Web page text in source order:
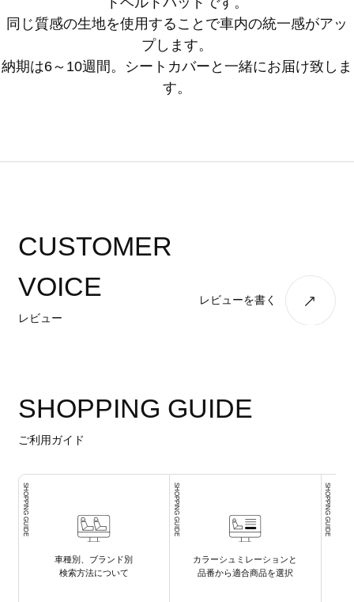
同じ質感の生地を使用することで車内の統一感がアッ
プします。
納期は6～10週間。シートカバーと一緒にお届け致しま
す。
CUSTOMER
VOICE
レビュー
レビューを書く
SHOPPING GUIDE
ご利用ガイド
SHOPPING GUIDE
車種別、ブランド別
検索方法について
SHOPPING GUIDE
カラーシュミレーションと
品番から適合商品を選択
SHOPPING GUIDE